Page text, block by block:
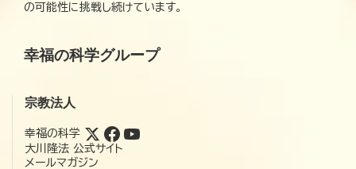
の可能性に挑戦し続けています。
幸福の科学グループ
宗教法人
幸福の科学
大川隆法 公式サイト
メールマガジン